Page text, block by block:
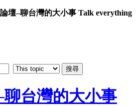
壇–聊台灣的大小事 Talk everything
台灣的大小事